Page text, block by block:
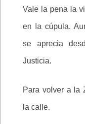
Vale la pena la
en la cúpula.
se aprecia
Justicia.
Para volver a la
la calle.